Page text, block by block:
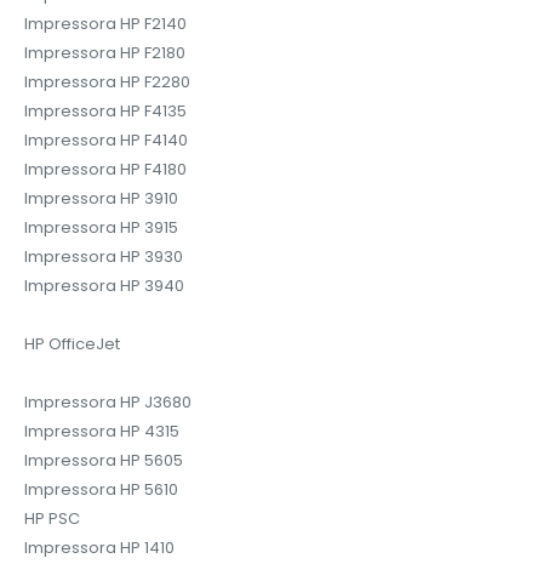
Impressora HP F2140
Impressora HP F2180
Impressora HP F2280
Impressora HP F4135
Impressora HP F4140
Impressora HP F4180
Impressora HP 3910
Impressora HP 3915
Impressora HP 3930
Impressora HP 3940‎
HP OfficeJet
Impressora HP J3680
Impressora HP 4315
Impressora HP 5605
Impressora HP 5610‎
HP PSC
Impressora HP 1410‎